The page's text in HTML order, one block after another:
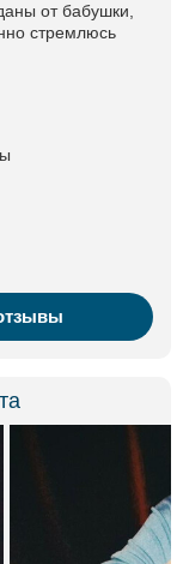
от бабушки,
стремлюсь